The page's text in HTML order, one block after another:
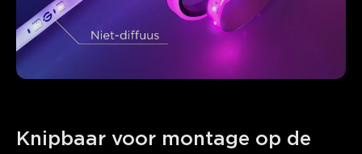
Knipbaar voor montage op de
Klanten vermelden Negatief
Samenvatting：